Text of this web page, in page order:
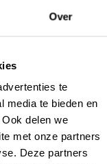
Over
te
media te bieden en
delen we
met onze partners
Deze partners
via
bel+31 40 209
tot 16:00u.